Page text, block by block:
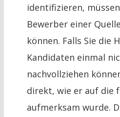
identifizieren,
Bewerber einer
können. Falls Sie die
Kandidaten einmal
nachvollziehen
direkt, wie er auf die
aufmerksam wurde.